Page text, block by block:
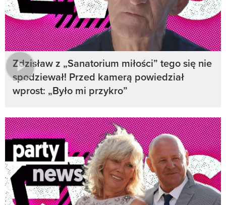
Zdzisław z „Sanatorium miłości” tego się nie
spodziewał! Przed kamerą powiedział
wprost: „Było mi przykro”